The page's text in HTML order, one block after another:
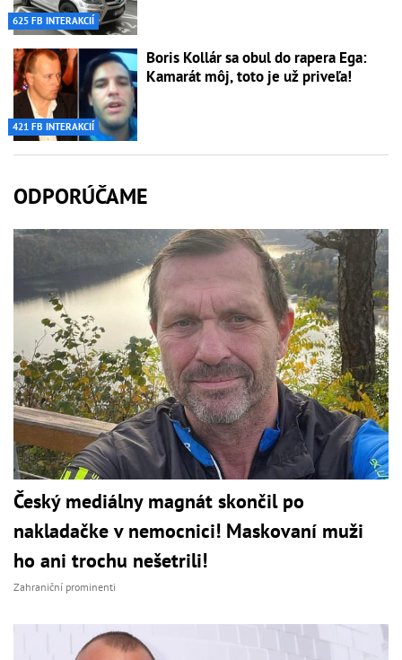
625 FB INTERAKCIÍ
421 FB INTERAKCIÍ
Boris Kollár sa obul do rapera Ega:
Kamarát môj, toto je už priveľa!
ODPORÚČAME
Český mediálny magnát skončil po
nakladačke v nemocnici! Maskovaní muži
ho ani trochu nešetrili!
Zahraniční prominenti